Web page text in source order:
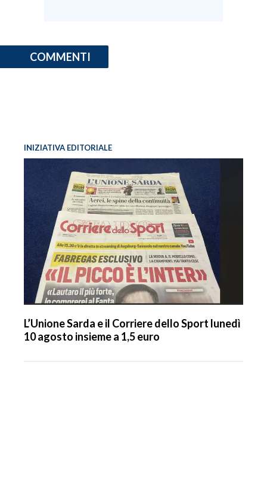
COMMENTI
INIZIATIVA EDITORIALE
L’Unione Sarda e il Corriere dello Sport lunedì
10 agosto insieme a 1,5 euro